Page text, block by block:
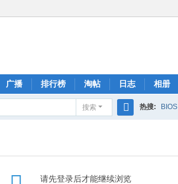
广播 排行榜 淘帖 日志 相册
搜索 热搜: BIOS
请先登录后才能继续浏览